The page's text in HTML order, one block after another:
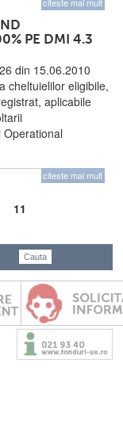
citeste mai mult
PE DMI 4.3
din 15.06.2010
cheltuielilor eligibile,
aplicabile
citeste mai mult
11